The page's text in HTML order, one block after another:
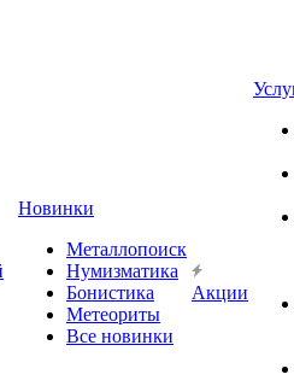
Новинки
Металлопоиск
Нумизматика
Бонистика
Метеориты
Все новинки
Акции